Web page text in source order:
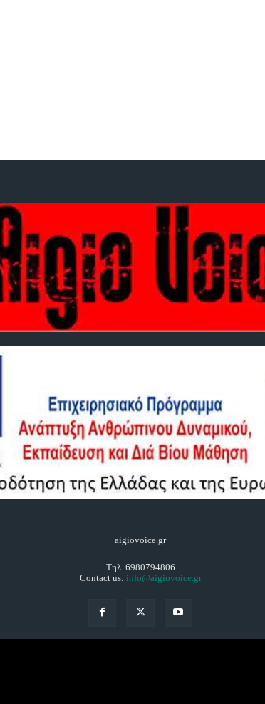
aigiovoice.gr
Τηλ. 6980794806
Contact us: info@aigiovoice.gr